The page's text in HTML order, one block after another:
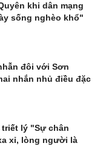
khi dân mạng
sống nghèo khổ"
đôi với Sơn
nhắn nhủ điều đặc
lý "Sự chân
xỉ, lòng người là